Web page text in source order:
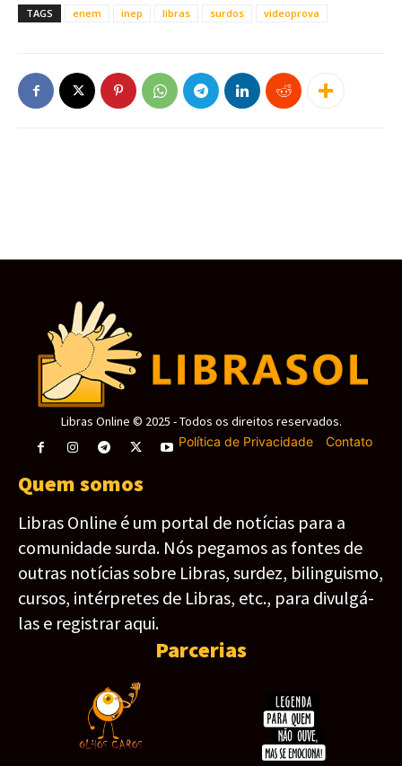
TAGS enem inep libras surdos videoprova
Este site usa cookies para garantir que você
Libras Online © 2025 - Todos os direitos reservados.
Política de Privacidade- Contato
Quem somos
Libras Online é um portal de notícias para a
comunidade surda. Nós pegamos as fontes de
outras notícias sobre Libras, surdez, bilinguismo,
cursos, intérpretes de Libras, etc., para divulgá-
las e registrar aqui.
Parcerias